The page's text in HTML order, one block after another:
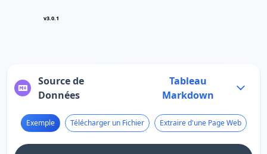
v3.0.1
Source de
Données
Tableau
Markdown
Exemple Télécharger un Fichier Extraire d'une Page Web